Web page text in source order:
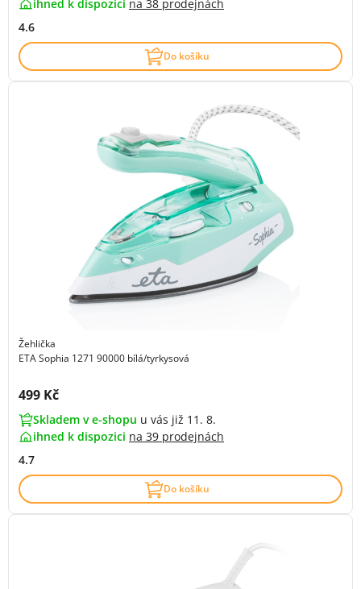
ihned k dispozici na 38 prodejnách
4.6
Do košíku
Žehlička
ETA Sophia 1271 90000 bílá/tyrkysová
Cena s DPH:
499 Kč
Skladem v e-shopu u vás již 11. 8.
ihned k dispozici na 39 prodejnách
4.7
Do košíku